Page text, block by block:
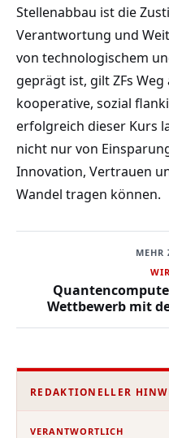
Stellenabbau ist die
Verantwortung und
von technologischem
geprägt ist, gilt ZFs
kooperative, sozial
erfolgreich dieser Kurs
nicht nur von
Innovation, Vertrauen
Wandel tragen können.
MEHR
Wettbewerb mit
REDAKTIONELLER
VERANTWORTLICH